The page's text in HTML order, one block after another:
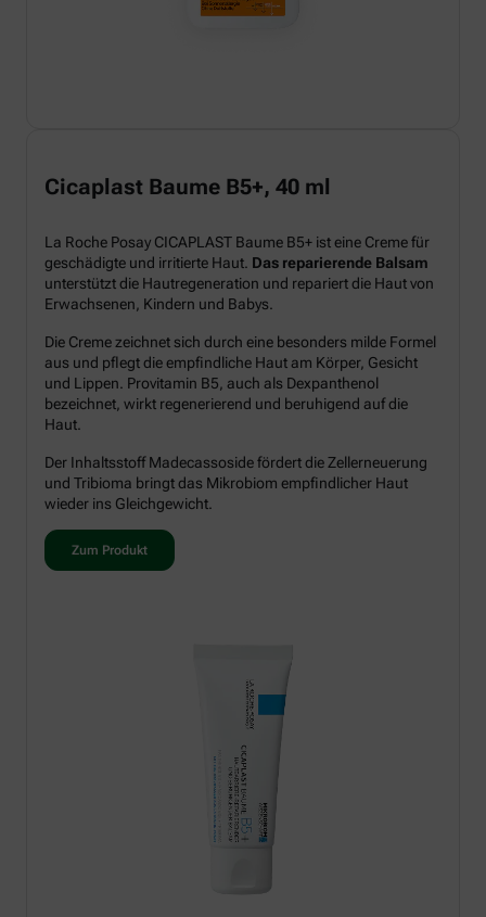
Cicaplast Baume B5+, 40 ml
La Roche Posay CICAPLAST Baume B5+ ist eine Creme für
geschädigte und irritierte Haut. Das reparierende Balsam
unterstützt die Hautregeneration und repariert die Haut von
Erwachsenen, Kindern und Babys.
Die Creme zeichnet sich durch eine besonders milde Formel
aus und pflegt die empfindliche Haut am Körper, Gesicht
und Lippen. Provitamin B5, auch als Dexpanthenol
bezeichnet, wirkt regenerierend und beruhigend auf die
Haut.
Der Inhaltsstoff Madecassoside fördert die Zellerneuerung
und Tribioma bringt das Mikrobiom empfindlicher Haut
wieder ins Gleichgewicht.
Zum Produkt